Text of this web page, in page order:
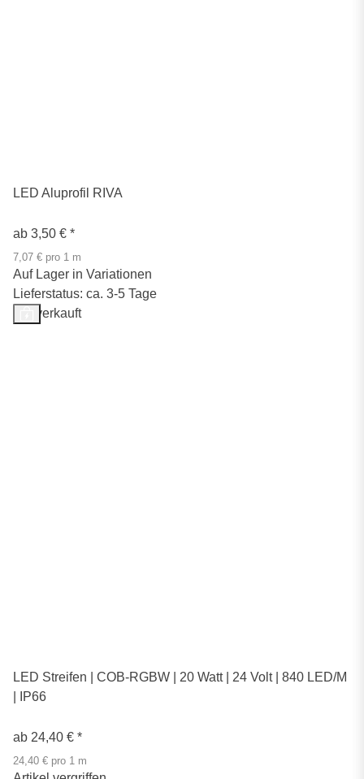
LED Aluprofil RIVA
ab 3,50 € *
7,07 € pro 1 m
Auf Lager in Variationen
Lieferstatus: ca. 3-5 Tage
Ausverkauft
LED Streifen | COB-RGBW | 20 Watt | 24 Volt | 840 LED/M
| IP66
ab 24,40 € *
24,40 € pro 1 m